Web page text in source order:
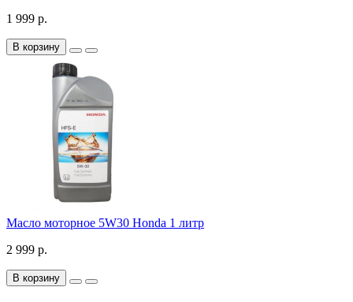
1 999 р.
В корзину
Масло моторное 5W30 Honda 1 литр
2 999 р.
В корзину